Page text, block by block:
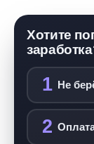
Хотите
1 Не
2